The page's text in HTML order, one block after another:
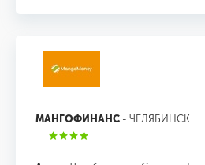
МАНГОФИНАНС - ЧЕЛЯБИНСК